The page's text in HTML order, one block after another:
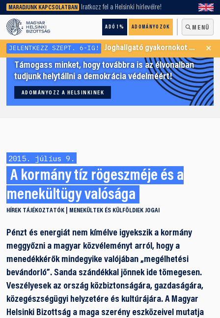
MARADJUNK KAPCSOLATBAN Iratkozz fel a Helsinki hírlevélre!
ADÓ 1% ADOMÁNYOZOK MENÜ
keresőnket!
JELENTKEZZ SZEPT. 6-IG! Joghallgató gyakornokot keresünk Menekültügyi Programunkba ×
Támogass minket, hogy továbbra is az élvonalban
tudjunk helytállni a demokrácia védelméért!
ADOMÁNYOZZ A HELSINKINEK
2015. július 9.
A kormány tíz rögeszméje és a
menekültügy valósága
HÍREK TÁJÉKOZTATÓK MENEKÜLTEK ÉS KÜLFÖLDIEK JOGAI
Pénzt és energiát nem kímélve igyekszik a kormány
meggyőzni a magyar közvéleményt arról, hogy a
menedékkérők mindegyike valójában „megélhetési
bevándorló”. Sanda szándékkal jönnek ide tömegesen.
Veszélyesek az ország közbiztonságára, gazdaságára,
közegészségügyi helyzetére és kultúrájára. A Magyar
Helsinki Bizottság a maga szerény eszközeivel mutatja